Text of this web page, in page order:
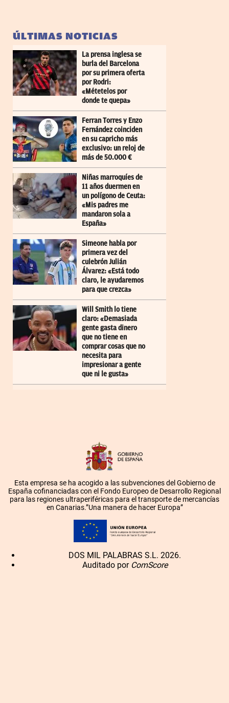
ÚLTIMAS NOTICIAS
La prensa inglesa se
burla del Barcelona
por su primera oferta
por Rodri:
«Métetelos por
donde te quepa»
Ferran Torres y Enzo
Fernández coinciden
en su capricho más
exclusivo: un reloj de
más de 50.000 €
Niñas marroquíes de
11 años duermen en
un polígono de Ceuta:
«Mis padres me
mandaron sola a
España»
Simeone habla por
primera vez del
culebrón Julián
Álvarez: «Está todo
claro, le ayudaremos
para que crezca»
Will Smith lo tiene
claro: «Demasiada
gente gasta dinero
que no tiene en
comprar cosas que no
necesita para
impresionar a gente
que ni le gusta»
Esta empresa se ha acogido a las subvenciones del Gobierno de
España cofinanciadas con el Fondo Europeo de Desarrollo Regional
para las regiones ultraperiféricas para el transporte de mercancías
en Canarias.”Una manera de hacer Europa”
DOS MIL PALABRAS S.L. 2026.
Auditado por ComScore